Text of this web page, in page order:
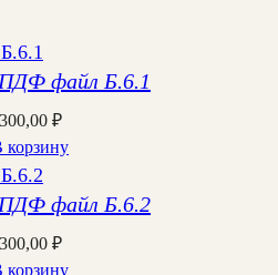
файл Б.6.1
300,00 ₽
корзину
файл Б.6.2
300,00 ₽
корзину